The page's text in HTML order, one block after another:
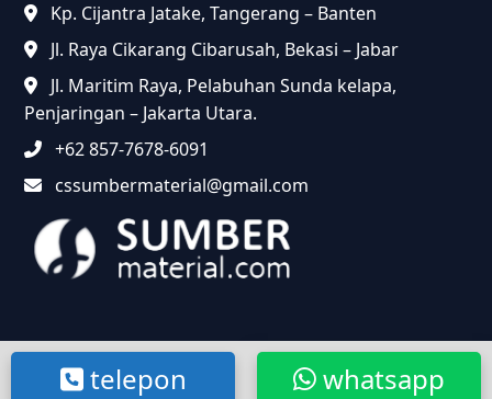
Kp. Cijantra Jatake, Tangerang – Banten
Jl. Raya Cikarang Cibarusah, Bekasi – Jabar
Jl. Maritim Raya, Pelabuhan Sunda kelapa,
Penjaringan – Jakarta Utara.
+62 857-7678-6091
cssumbermaterial@gmail.com
@2024 Sumbermaterial.com. Semua Hak Dilindungi.
whatsapp
telepon